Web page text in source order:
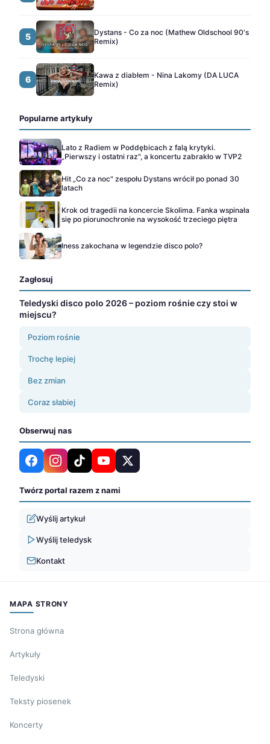
5
Dystans - Co za noc (Mathew Oldschool 90's
Remix)
6
Kawa z diabłem - Nina Lakomy (DA LUCA
Remix)
Popularne artykuły
Lato z Radiem w Poddębicach z falą krytyki.
„Pierwszy i ostatni raz", a koncertu zabrakło w TVP2
Hit „Co za noc" zespołu Dystans wrócił po ponad 30
latach
Krok od tragedii na koncercie Skolima. Fanka wspinała
się po piorunochronie na wysokość trzeciego piętra
Iness zakochana w legendzie disco polo?
Zagłosuj
Teledyski disco polo 2026 – poziom rośnie czy stoi w
miejscu?
Poziom rośnie
Trochę lepiej
Bez zmian
Coraz słabiej
Obserwuj nas
Twórz portal razem z nami
Wyślij artykuł
Wyślij teledysk
Kontakt
MAPA STRONY
Strona główna
Artykuły
Teledyski
Teksty piosenek
Koncerty